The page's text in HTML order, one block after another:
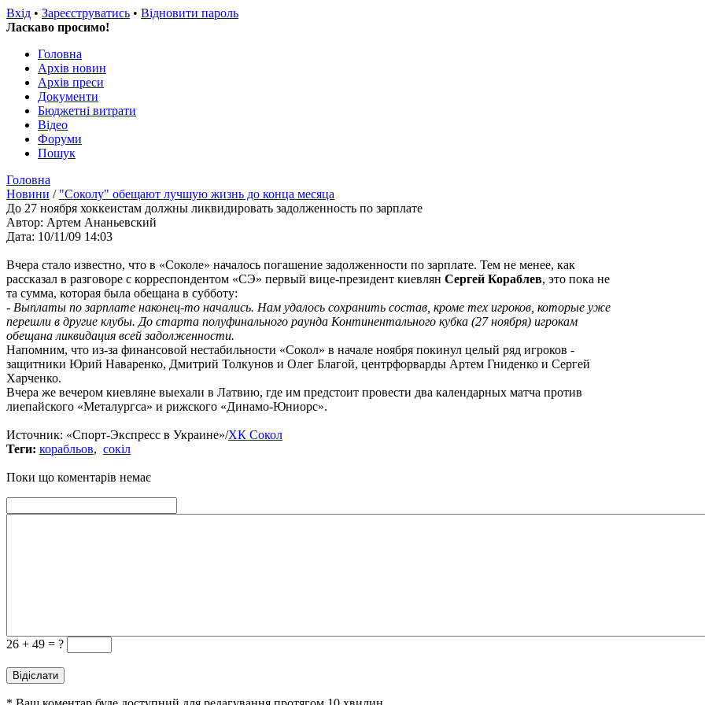
Вхід • Зареєструватись • Відновити пароль
Ласкаво просимо!
Головна
Архів новин
Архів преси
Документи
Бюджетні витрати
Відео
Форуми
Пошук
Головна
Новини / "Соколу" обещают лучшую жизнь до конца месяца
До 27 ноября хоккеистам должны ликвидировать задолженность по зарплате
Автор: Артем Ананьевский
Дата: 10/11/09 14:03
Вчера стало известно, что в «Соколе» началось погашение задолженности по зарплате. Тем не менее, как
рассказал в разговоре с корреспондентом «СЭ» первый вице-президент киевлян Сергей Кораблев, это пока не
та сумма, которая была обещана в субботу:
- Выплаты по зарплате наконец-то начались. Нам удалось сохранить состав, кроме тех игроков, которые уже
перешли в другие клубы. До старта полуфинального раунда Континентального кубка (27 ноября) игрокам
обещана ликвидация всей задолженности.
Напомним, что из-за финансовой нестабильности «Сокол» в начале ноября покинул целый ряд игроков -
защитники Юрий Наваренко, Дмитрий Толкунов и Олег Благой, центрфорварды Артем Гниденко и Сергей
Харченко.
Вчера же вечером киевляне выехали в Латвию, где им предстоит провести два календарных матча против
лиепайского «Металургса» и рижского «Динамо-Юниорс».
Источник: «Спорт-Экспресс в Украине»/ХК Сокол
Теги: корабльов, сокіл
Поки що коментарів немає
26 + 49 = ?